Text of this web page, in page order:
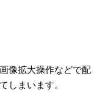
像拡大操作などで配
しまいます。